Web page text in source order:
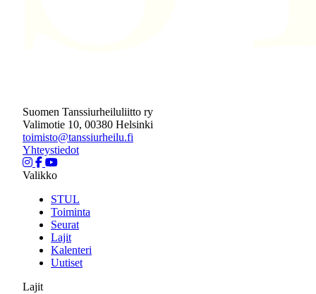
Suomen Tanssiurheiluliitto ry
Valimotie 10, 00380 Helsinki
toimisto@tanssiurheilu.fi
Yhteystiedot
Valikko
STUL
Toiminta
Seurat
Lajit
Kalenteri
Uutiset
Lajit